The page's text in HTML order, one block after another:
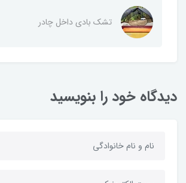
تشک بادی داخل چادر
دیدگاه خود را بنویسید